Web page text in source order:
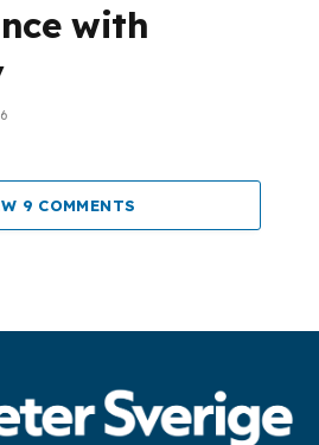
with
9 COMMENTS